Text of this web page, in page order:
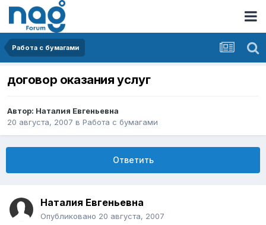
Работа с бумагами
договор оказания услуг
Автор: Наталия Евгеньевна
20 августа, 2007 в Работа с бумагами
Ответить
Наталия Евгеньевна
Опубликовано 20 августа, 2007